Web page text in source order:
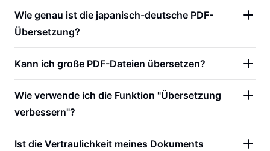
Wie genau ist die japanisch-deutsche PDF-
Übersetzung?
Kann ich große PDF-Dateien übersetzen?
Wie verwende ich die Funktion "Übersetzung
verbessern"?
Ist die Vertraulichkeit meines Dokuments